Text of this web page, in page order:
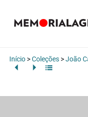
Início>Coleções>João